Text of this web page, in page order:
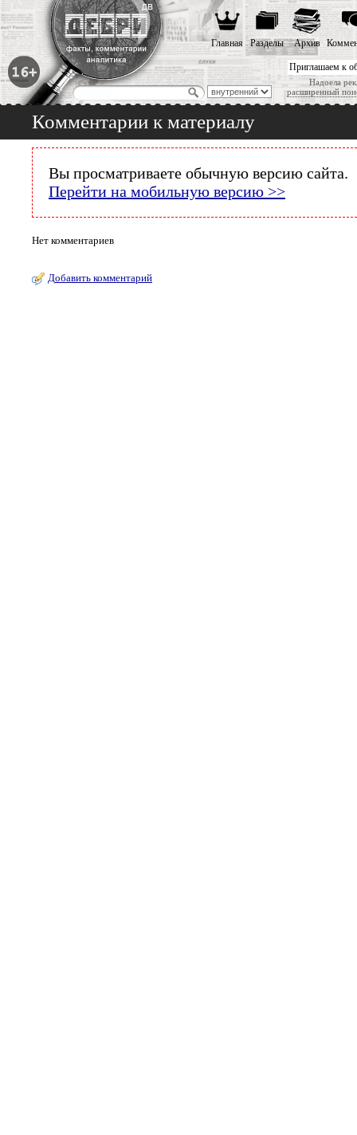
Приглашаем к
Надоела
расширенный
Главная Разделы Архив
Комментарии к материалу
Вы просматриваете обычную версию сайта.
Перейти на мобильную версию >>
Нет комментариев
Добавить комментарий